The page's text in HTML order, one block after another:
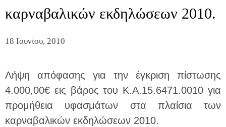
καρναβαλικών εκδηλώσεων 2010.
18 Ιουνίου, 2010
Λήψη απόφασης για την έγκριση πίστωσης
4.000,00€ εις βάρος του Κ.Α.15.6471.0010 για
προμήθεια υφασμάτων στα πλαίσια των
καρναβαλικών εκδηλώσεων 2010.